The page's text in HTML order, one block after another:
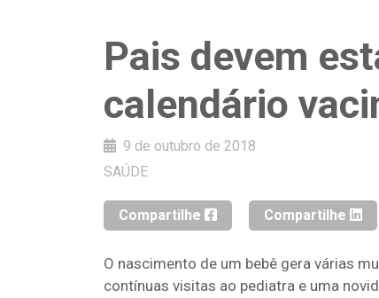
Pais devem
calendário
9 de outubro de 2018
SAÚDE
Compartilhe Compartilhe
O nascimento de um bebê gera várias
contínuas visitas ao pediatra e uma